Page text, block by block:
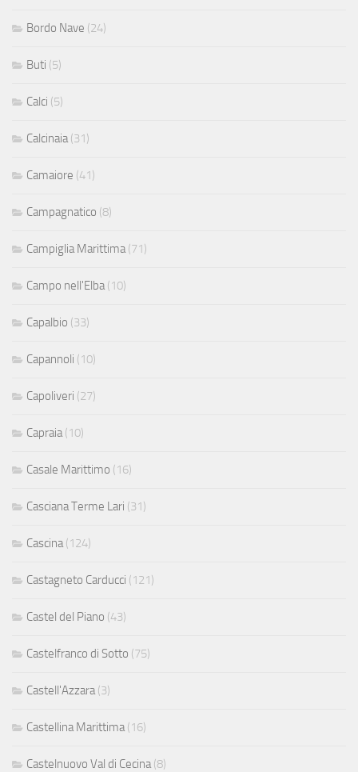
Bordo Nave (24)
Buti (5)
Calci (5)
Calcinaia (31)
Camaiore (41)
Campagnatico (8)
Campiglia Marittima (71)
Campo nell'Elba (10)
Capalbio (33)
Capannoli (10)
Capoliveri (27)
Capraia (10)
Casale Marittimo (16)
Casciana Terme Lari (31)
Cascina (124)
Castagneto Carducci (121)
Castel del Piano (43)
Castelfranco di Sotto (75)
Castell'Azzara (3)
Castellina Marittima (16)
Castelnuovo Val di Cecina (8)